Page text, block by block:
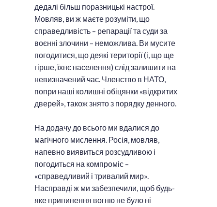
дедалі більш поразницькі настрої.
Мовляв, ви ж маєте розуміти, що
справедливість – репарації та суди за
воєнні злочини – неможлива. Ви мусите
погодитися, що деякі території (і, що ще
гірше, їхнє населення) слід залишити на
невизначений час. Членство в НАТО,
попри наші колишні обіцянки «відкритих
дверей», також знято з порядку денного.
На додачу до всього ми вдалися до
магічного мислення. Росія, мовляв,
напевно виявиться розсудливою і
погодиться на компроміс –
«справедливий і тривалий мир».
Насправді ж ми забезпечили, щоб будь-
яке припинення вогню не було ні